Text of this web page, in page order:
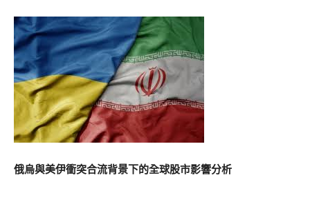
俄烏與美伊衝突合流背景下的全球股市影響分析